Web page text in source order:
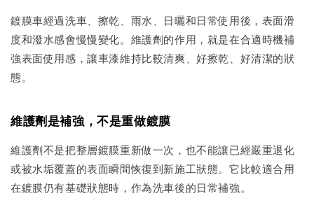
鍍膜車經過洗車、擦乾、雨水、日曬和日常使用後，表面滑
度和潑水感會慢慢變化。維護劑的作用，就是在合適時機補
強表面使用感，讓車漆維持比較清爽、好擦乾、好清潔的狀
態。
維護劑是補強，不是重做鍍膜
維護劑不是把整層鍍膜重新做一次，也不能讓已經嚴重退化
或被水垢覆蓋的表面瞬間恢復到新施工狀態。它比較適合用
在鍍膜仍有基礎狀態時，作為洗車後的日常補強。